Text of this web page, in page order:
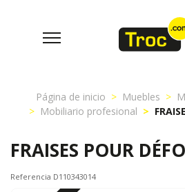
Página de inicio Muebles
Mobiliario profesional
FRAISES POUR
Referencia D110343014